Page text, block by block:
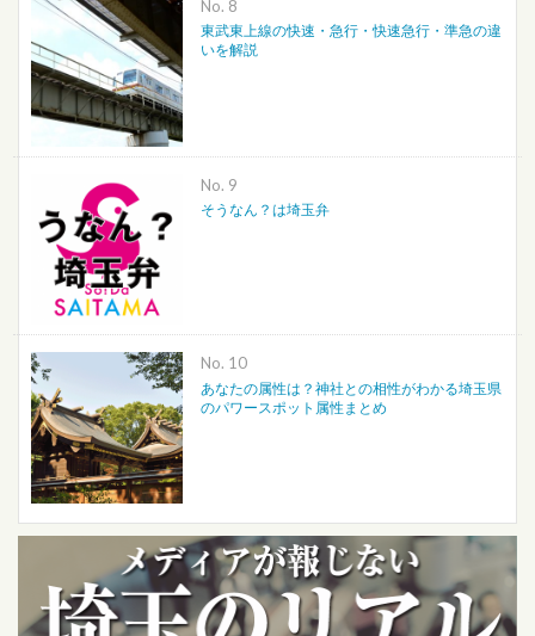
No.
東武東上線の快速・急行・快速急行・準急の違
いを解説
No.
そうなん？は埼玉弁
No.
あなたの属性は？神社との相性がわかる埼玉県
のパワースポット属性まとめ